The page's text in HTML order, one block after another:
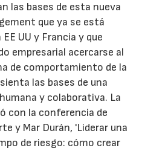
las bases de esta nueva
que ya se está
UU y Francia y que
empresarial acercarse al
de comportamiento de la
las bases de una
y colaborativa. La
con la conferencia de
y Mar Durán, 'Liderar una
de riesgo: cómo crear